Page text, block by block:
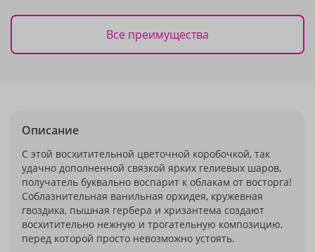
Все преимущества
Описание
С этой восхитительной цветочной коробочкой, так
удачно дополненной связкой ярких гелиевых шаров,
получатель буквально воспарит к облакам от восторга!
Соблазнительная ванильная орхидея, кружевная
гвоздика, пышная гербера и хризантема создают
восхитительно нежную и трогательную композицию,
перед которой просто невозможно устоять.